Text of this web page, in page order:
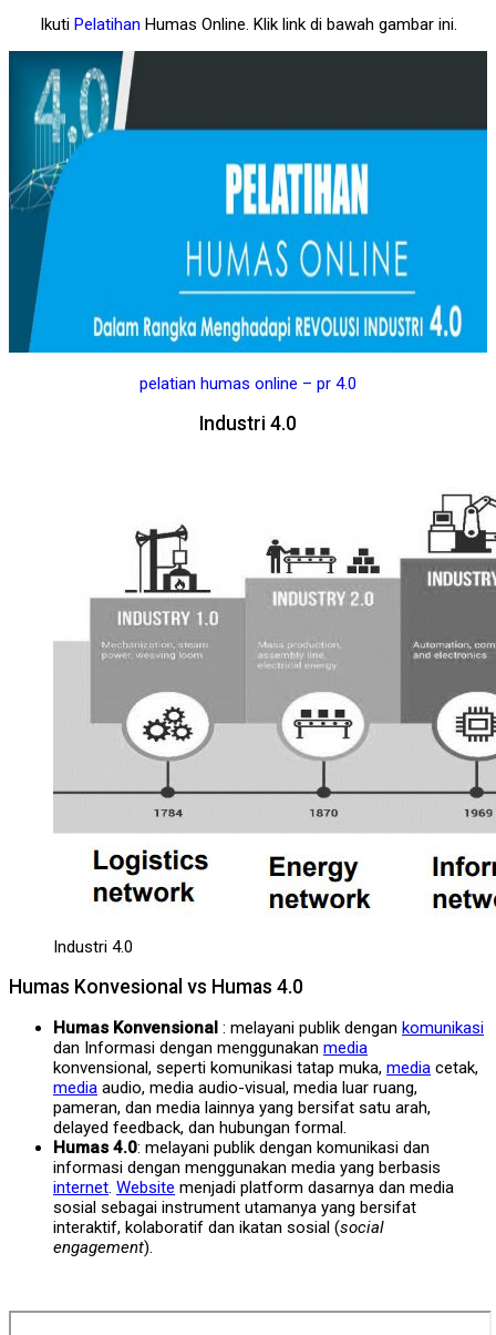
Ikuti Pelatihan Humas Online. Klik link di bawah gambar ini.
pelatian humas online – pr 4.0
Industri 4.0
Industri 4.0
Humas Konvesional vs Humas 4.0
Humas Konvensional : melayani publik dengan komunikasi
dan Informasi dengan menggunakan media
konvensional, seperti komunikasi tatap muka, media cetak,
media audio, media audio-visual, media luar ruang,
pameran, dan media lainnya yang bersifat satu arah,
delayed feedback, dan hubungan formal.
Humas 4.0: melayani publik dengan komunikasi dan
informasi dengan menggunakan media yang berbasis
internet. Website menjadi platform dasarnya dan media
sosial sebagai instrument utamanya yang bersifat
interaktif, kolaboratif dan ikatan sosial (social
engagement).